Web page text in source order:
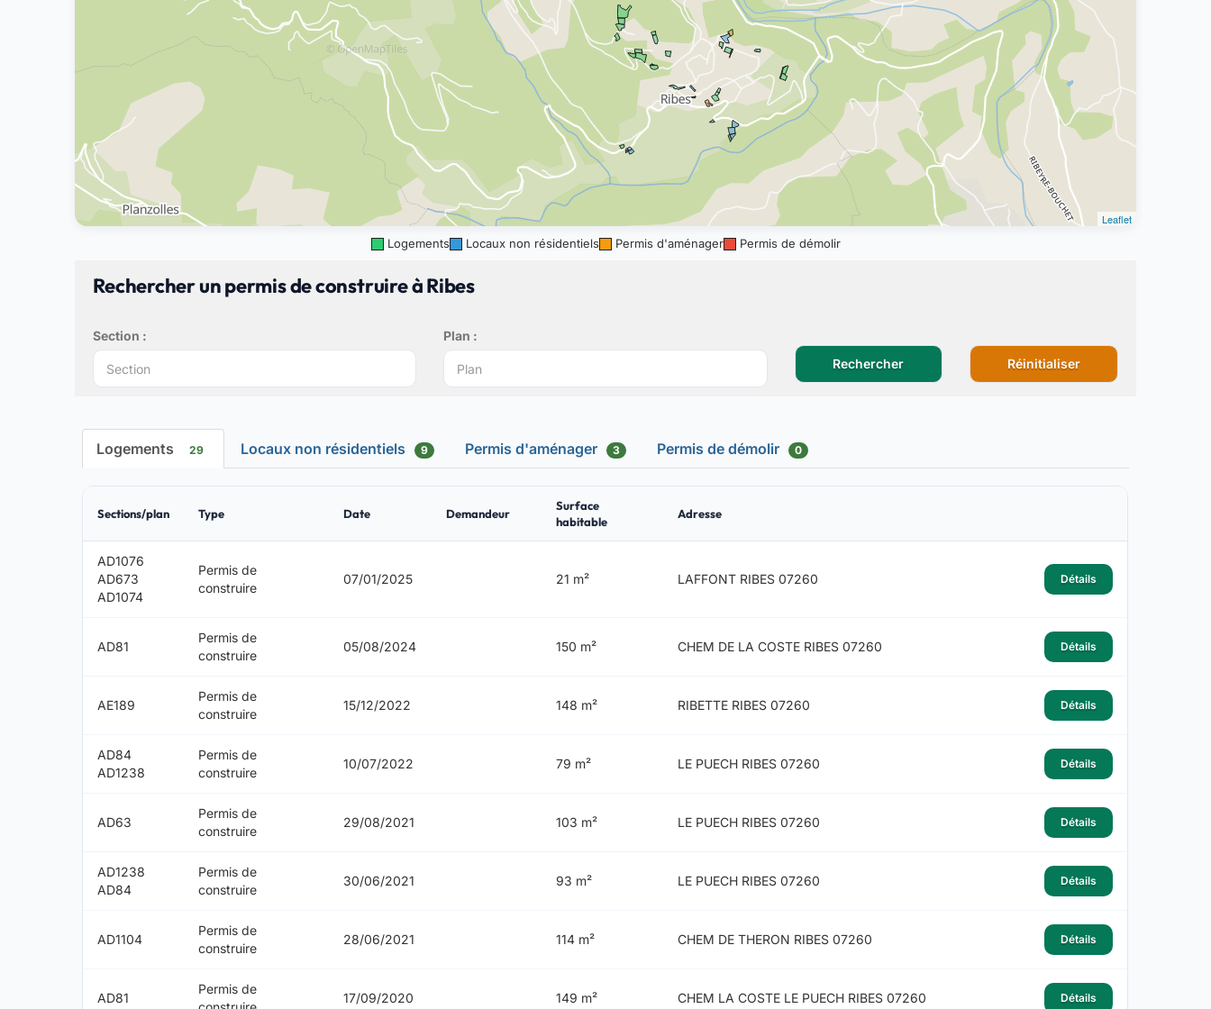
Leaflet
Logements
Locaux non résidentiels Permis d'aménager Permis de démolir
Rechercher un permis de construire à Ribes
Section :
Plan :
Rechercher
Réinitialiser
Logements 29 Locaux non résidentiels 9 Permis d'aménager 3 Permis de démolir 0
Sections/plan Type Date Demandeur
Surface
habitable
Adresse
AD1076
AD673
AD1074
Permis de
construire
07/01/2025 21 m² LAFFONT RIBES 07260 Détails
AD81
Permis de
construire
05/08/2024 150 m² CHEM DE LA COSTE RIBES 07260 Détails
AE189
Permis de
construire
15/12/2022 148 m² RIBETTE RIBES 07260 Détails
AD84
AD1238
Permis de
construire
10/07/2022 79 m² LE PUECH RIBES 07260 Détails
AD63
Permis de
construire
29/08/2021 103 m² LE PUECH RIBES 07260 Détails
AD1238
AD84
Permis de
construire
30/06/2021 93 m² LE PUECH RIBES 07260 Détails
AD1104
Permis de
construire
28/06/2021 114 m² CHEM DE THERON RIBES 07260 Détails
AD81
Permis de
17/09/2020 149 m² CHEM LA COSTE LE PUECH RIBES 07260 Détails